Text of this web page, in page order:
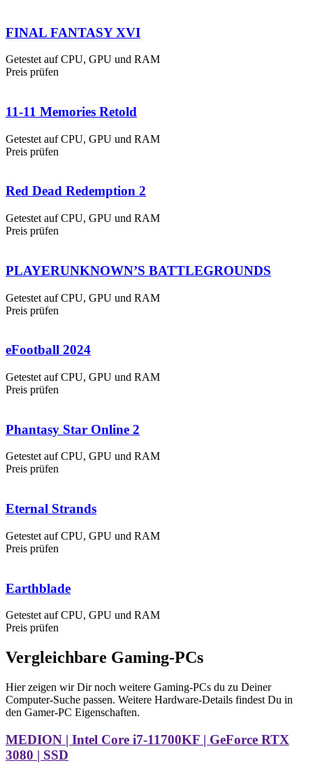
FINAL FANTASY XVI
Getestet auf CPU, GPU und RAM
Preis prüfen
11-11 Memories Retold
Getestet auf CPU, GPU und RAM
Preis prüfen
Red Dead Redemption 2
Getestet auf CPU, GPU und RAM
Preis prüfen
PLAYERUNKNOWN’S BATTLEGROUNDS
Getestet auf CPU, GPU und RAM
Preis prüfen
eFootball 2024
Getestet auf CPU, GPU und RAM
Preis prüfen
Phantasy Star Online 2
Getestet auf CPU, GPU und RAM
Preis prüfen
Eternal Strands
Getestet auf CPU, GPU und RAM
Preis prüfen
Earthblade
Getestet auf CPU, GPU und RAM
Preis prüfen
Vergleichbare Gaming-PCs
Hier zeigen wir Dir noch weitere Gaming-PCs du zu Deiner
Computer-Suche passen. Weitere Hardware-Details findest Du in
den Gamer-PC Eigenschaften.
MEDION | Intel Core i7-11700KF | GeForce RTX
3080 | SSD